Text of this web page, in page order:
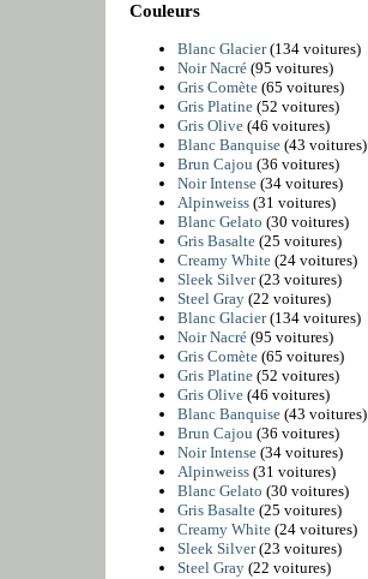
Couleurs
Blanc Glacier(134 voitures)
Noir Nacré(95 voitures)
Gris Comète(65 voitures)
Gris Platine(52 voitures)
Gris Olive(46 voitures)
Blanc Banquise(43 voitures)
Brun Cajou (36 voitures)
Noir Intense(34 voitures)
Alpinweiss(31 voitures)
Blanc Gelato (30 voitures)
Gris Basalte(25 voitures)
Creamy White(24 voitures)
Sleek Silver(23 voitures)
Steel Gray(22 voitures)
Blanc Glacier(134 voitures)
Noir Nacré(95 voitures)
Gris Comète(65 voitures)
Gris Platine(52 voitures)
Gris Olive(46 voitures)
Blanc Banquise(43 voitures)
Brun Cajou (36 voitures)
Noir Intense(34 voitures)
Alpinweiss(31 voitures)
Blanc Gelato (30 voitures)
Gris Basalte(25 voitures)
Creamy White(24 voitures)
Sleek Silver(23 voitures)
Steel Gray(22 voitures)